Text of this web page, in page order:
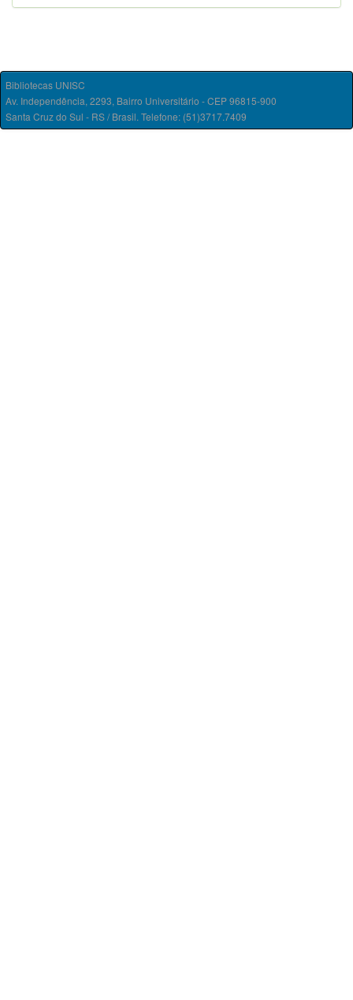
Bibliotecas UNISC
Av. Independência, 2293, Bairro Universitário - CEP 96815-900
Santa Cruz do Sul - RS / Brasil. Telefone: (51)3717.7409